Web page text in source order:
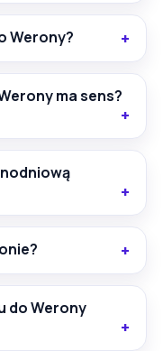
Werony?
ma sens?
do Werony